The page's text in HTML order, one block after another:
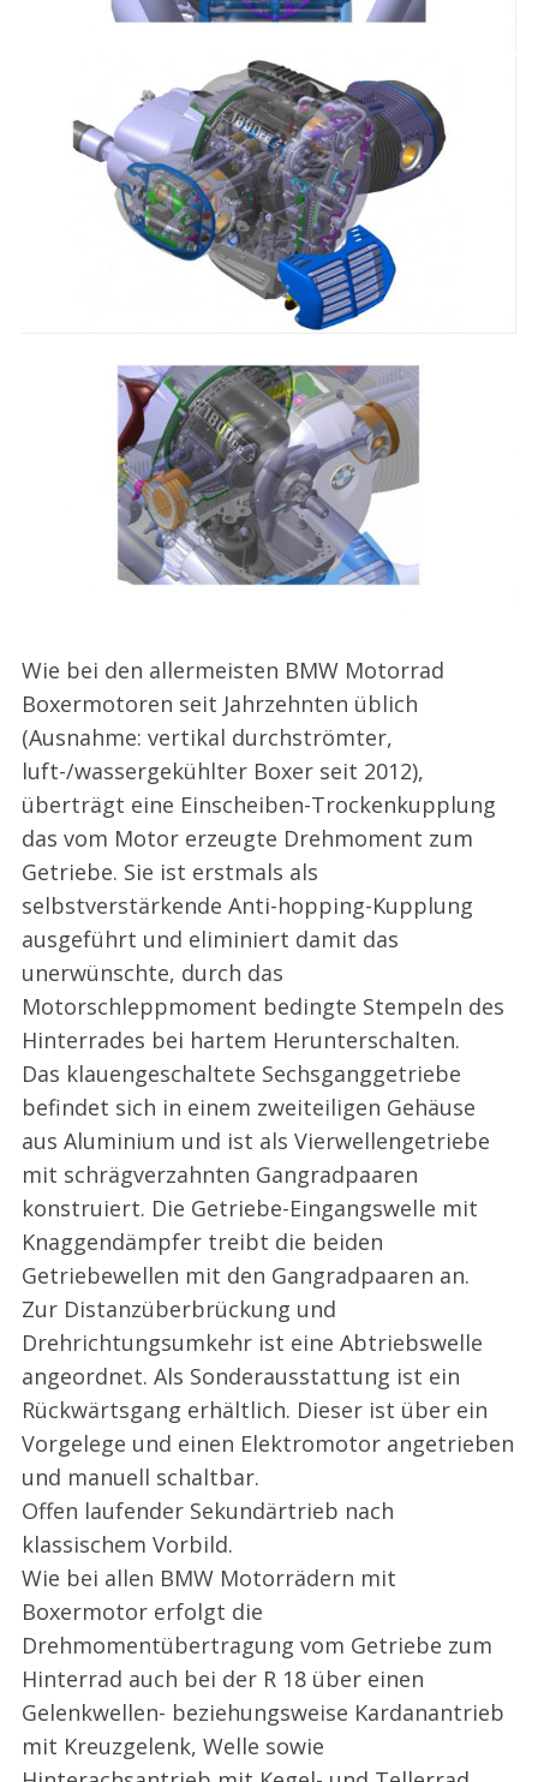
Wie bei den allermeisten BMW Motorrad
Boxermotoren seit Jahrzehnten üblich
(Ausnahme: vertikal durchströmter,
luft-/wassergekühlter Boxer seit 2012),
überträgt eine Einscheiben-Trockenkupplung
das vom Motor erzeugte Drehmoment zum
Getriebe. Sie ist erstmals als
selbstverstärkende Anti-hopping-Kupplung
ausgeführt und eliminiert damit das
unerwünschte, durch das
Motorschleppmoment bedingte Stempeln des
Hinterrades bei hartem Herunterschalten.
Das klauengeschaltete Sechsganggetriebe
befindet sich in einem zweiteiligen Gehäuse
aus Aluminium und ist als Vierwellengetriebe
mit schrägverzahnten Gangradpaaren
konstruiert. Die Getriebe-Eingangswelle mit
Knaggendämpfer treibt die beiden
Getriebewellen mit den Gangradpaaren an.
Zur Distanzüberbrückung und
Drehrichtungsumkehr ist eine Abtriebswelle
angeordnet. Als Sonderausstattung ist ein
Rückwärtsgang erhältlich. Dieser ist über ein
Vorgelege und einen Elektromotor angetrieben
und manuell schaltbar.
Offen laufender Sekundärtrieb nach
klassischem Vorbild.
Wie bei allen BMW Motorrädern mit
Boxermotor erfolgt die
Drehmomentübertragung vom Getriebe zum
Hinterrad auch bei der R 18 über einen
Gelenkwellen- beziehungsweise Kardanantrieb
mit Kreuzgelenk, Welle sowie